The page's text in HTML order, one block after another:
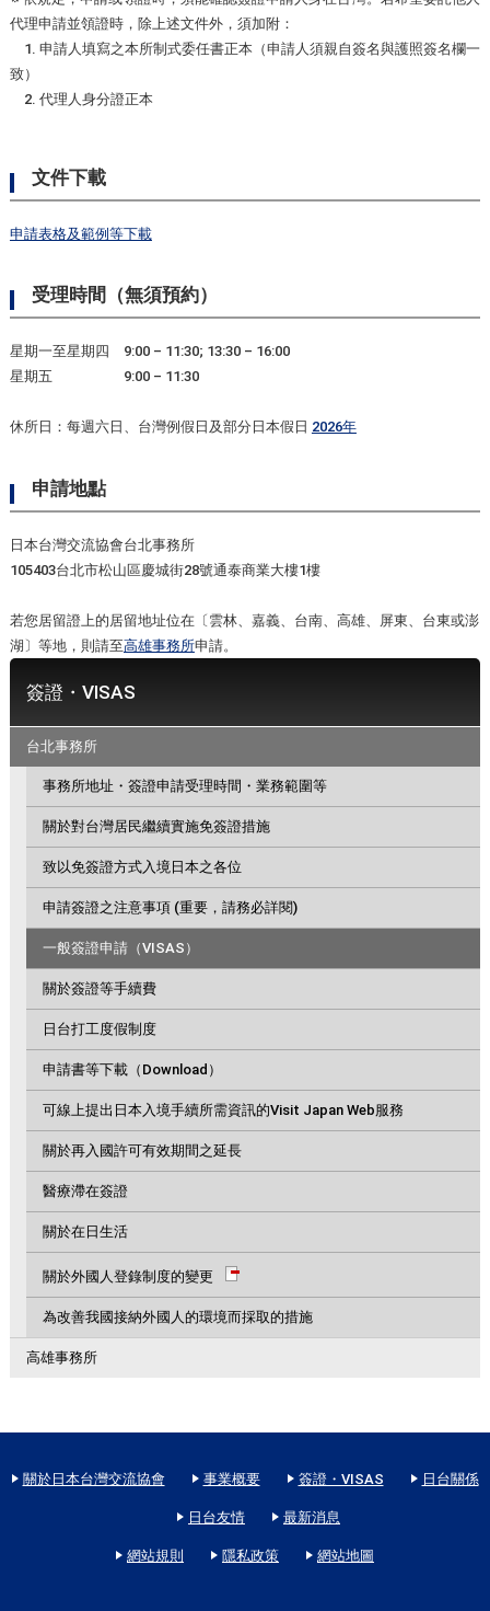
代理申請並領證時，除上述文件外，須加附：
1. 申請人填寫之本所制式委任書正本（申請人須親自簽名與護照簽名欄一
致）
2. 代理人身分證正本
文件下載
申請表格及範例等下載
受理時間（無須預約）
星期一至星期四 9:00 – 11:30; 13:30 – 16:00
星期五 9:00 – 11:30
休所日：每週六日、台灣例假日及部分日本假日 2026年
申請地點
日本台灣交流協會台北事務所
105403台北市松山區慶城街28號通泰商業大樓1樓
若您居留證上的居留地址位在〔雲林、嘉義、台南、高雄、屏東、台東或澎
湖〕等地，則請至高雄事務所申請。
簽證・VISAS
台北事務所
事務所地址・簽證申請受理時間・業務範圍等
關於對台灣居民繼續實施免簽證措施
致以免簽證方式入境日本之各位
申請簽證之注意事項 (重要，請務必詳閱)
一般簽證申請（VISAS）
關於簽證等手續費
日台打工度假制度
申請書等下載（Download）
可線上提出日本入境手續所需資訊的Visit Japan Web服務
關於再入國許可有效期間之延長
醫療滯在簽證
關於在日生活
關於外國人登錄制度的變更
為改善我國接納外國人的環境而採取的措施
高雄事務所
關於日本台灣交流協會 事業概要 簽證・VISAS 日台關係
日台友情 最新消息
網站規則 隱私政策 網站地圖